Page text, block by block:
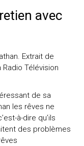
avec
Extrait de
Télévision
de sa
les rêves ne
à-dire qu’ils
des problèmes